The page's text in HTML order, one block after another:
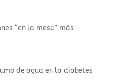
“en la mesa” más
de agua en la diabetes